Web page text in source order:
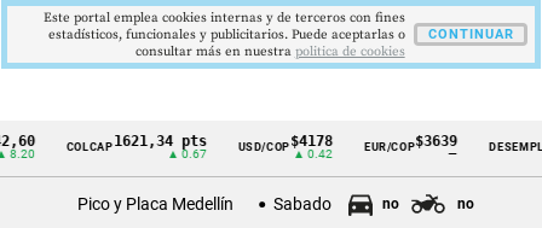
Cintillo
COLCAP1621,34 pts
▲ 0.67
USD/COP$4178
▲ 0.42
EUR/COP$3639 DESEMPLEO
▼
Pico y Placa Medellín Sabado no no
Este portal emplea cookies internas y de terceros con fines
estadísticos, funcionales y publicitarios. Puede aceptarlas o
consultar más en nuestra politica de cookies
CONTINUAR